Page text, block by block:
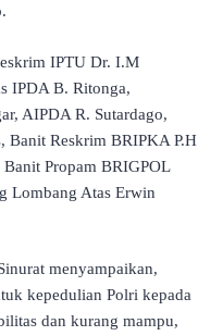
IPTU Dr. I.M
IPDA B. Ritonga,
AIPDA R. Sutardago,
Banit Reskrim BRIPKA P.H
Propam BRIGPOL
Lombang Atas Erwin
menyampaikan,
kepedulian Polri kepada
dan kurang mampu,